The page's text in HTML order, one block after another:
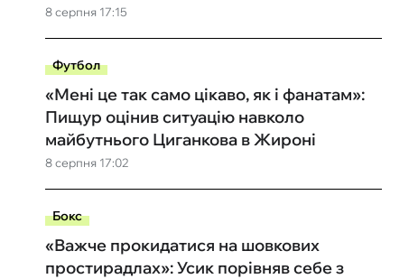
8 серпня 17:15
Футбол
8 серпня 17:02
«Мені це так само цікаво, як і фанатам»:
Пищур оцінив ситуацію навколо
майбутнього Циганкова в Жироні
Бокс
«Важче прокидатися на шовкових
простирадлах»: Усик порівняв себе з